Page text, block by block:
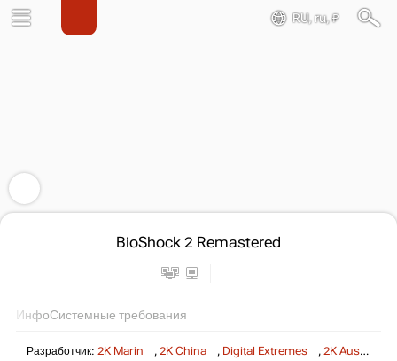
RU, ru, ₽
BioShock 2 Remastered
ИнфоСистемные требования
Разработчик: 2K Marin , 2K China , Digital Extremes , 2K Australia